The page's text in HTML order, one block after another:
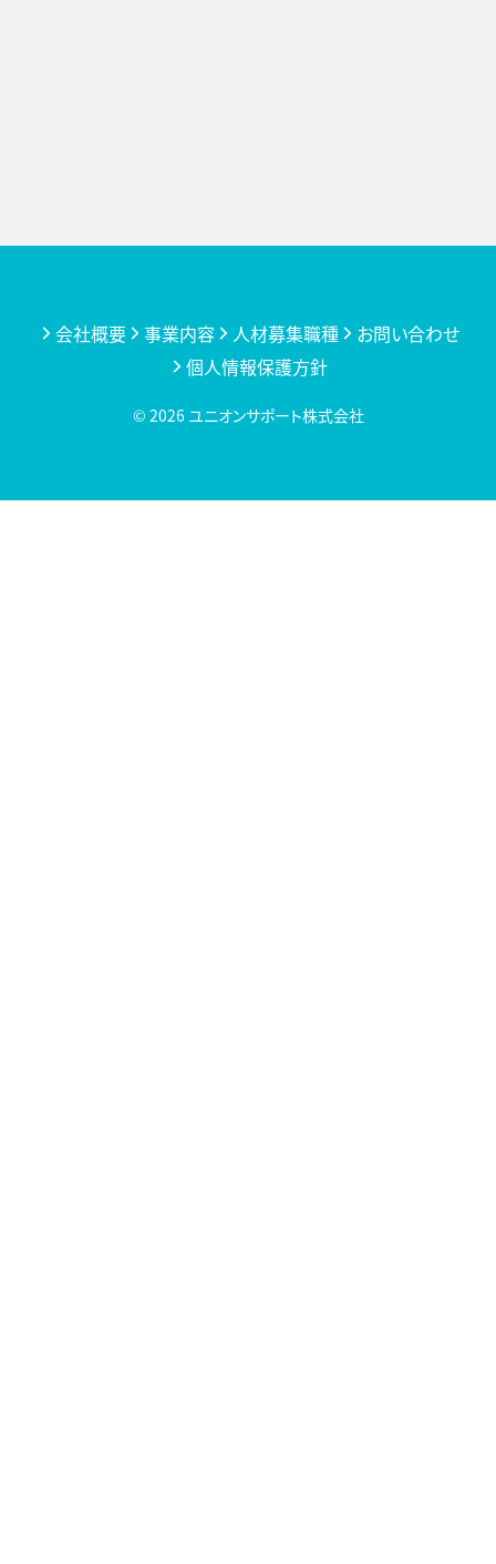
会社概要 事業内容 人材募集職種
お問い合わせ
個人情報保護方針
© 2026 ユニオンサポート株式会社